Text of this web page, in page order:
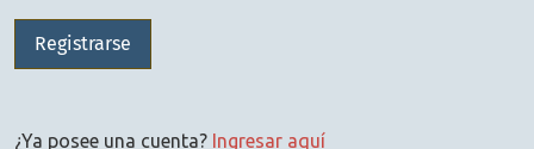
Registrarse
¿Ya posee una cuenta? Ingresar aquí